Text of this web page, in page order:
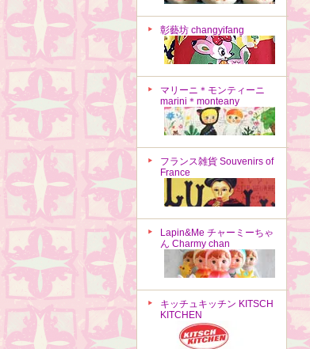
彰藝坊 changyifang
マリーニ＊モンティーニ
marini＊monteany
フランス雑貨 Souvenirs of
France
Lapin&Me チャーミーちゃ
ん Charmy chan
キッチュキッチン KITSCH
KITCHEN